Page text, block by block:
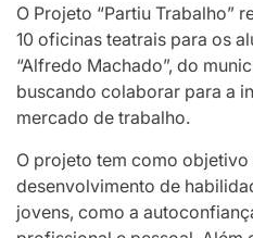
O Projeto “Partiu Trabalho”
10 oficinas teatrais para os
“Alfredo Machado”, do
buscando colaborar para a
mercado de trabalho.
O projeto tem como
desenvolvimento de
jovens, como a